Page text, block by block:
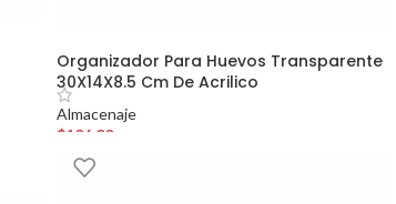
Organizador Para Huevos Transparente
30X14X8.5 Cm De Acrilico
Almacenaje
$106.00